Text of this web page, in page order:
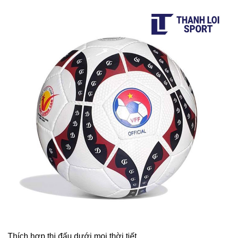
Thích hợp thi đấu dưới mọi thời tiết